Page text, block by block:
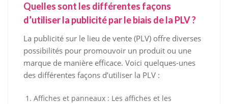
Quelles sont les différentes façons
d’utiliser la publicité par le biais de la PLV ?
La publicité sur le lieu de vente (PLV) offre diverses
possibilités pour promouvoir un produit ou une
marque de manière efficace. Voici quelques-unes
des différentes façons d’utiliser la PLV :
Affiches et panneaux : Les affiches et les